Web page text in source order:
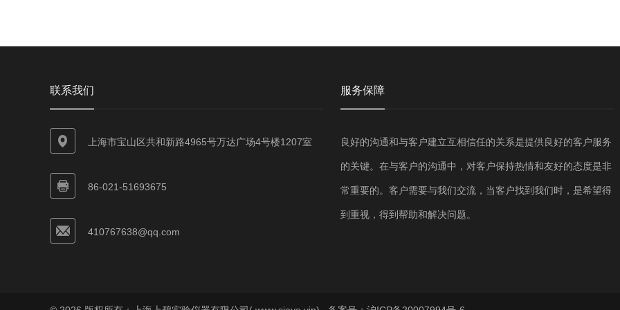
联系我们
上海市宝山区共和新路4965号万达广场4号楼1207室
86-021-51693675
410767638@qq.com
服务保障
良好的沟通和与客户建立互相信任的关系是提供良好的客户服务
的关键。在与客户的沟通中，对客户保持热情和友好的态度是非
常重要的。客户需要与我们交流，当客户找到我们时，是希望得
到重视，得到帮助和解决问题。